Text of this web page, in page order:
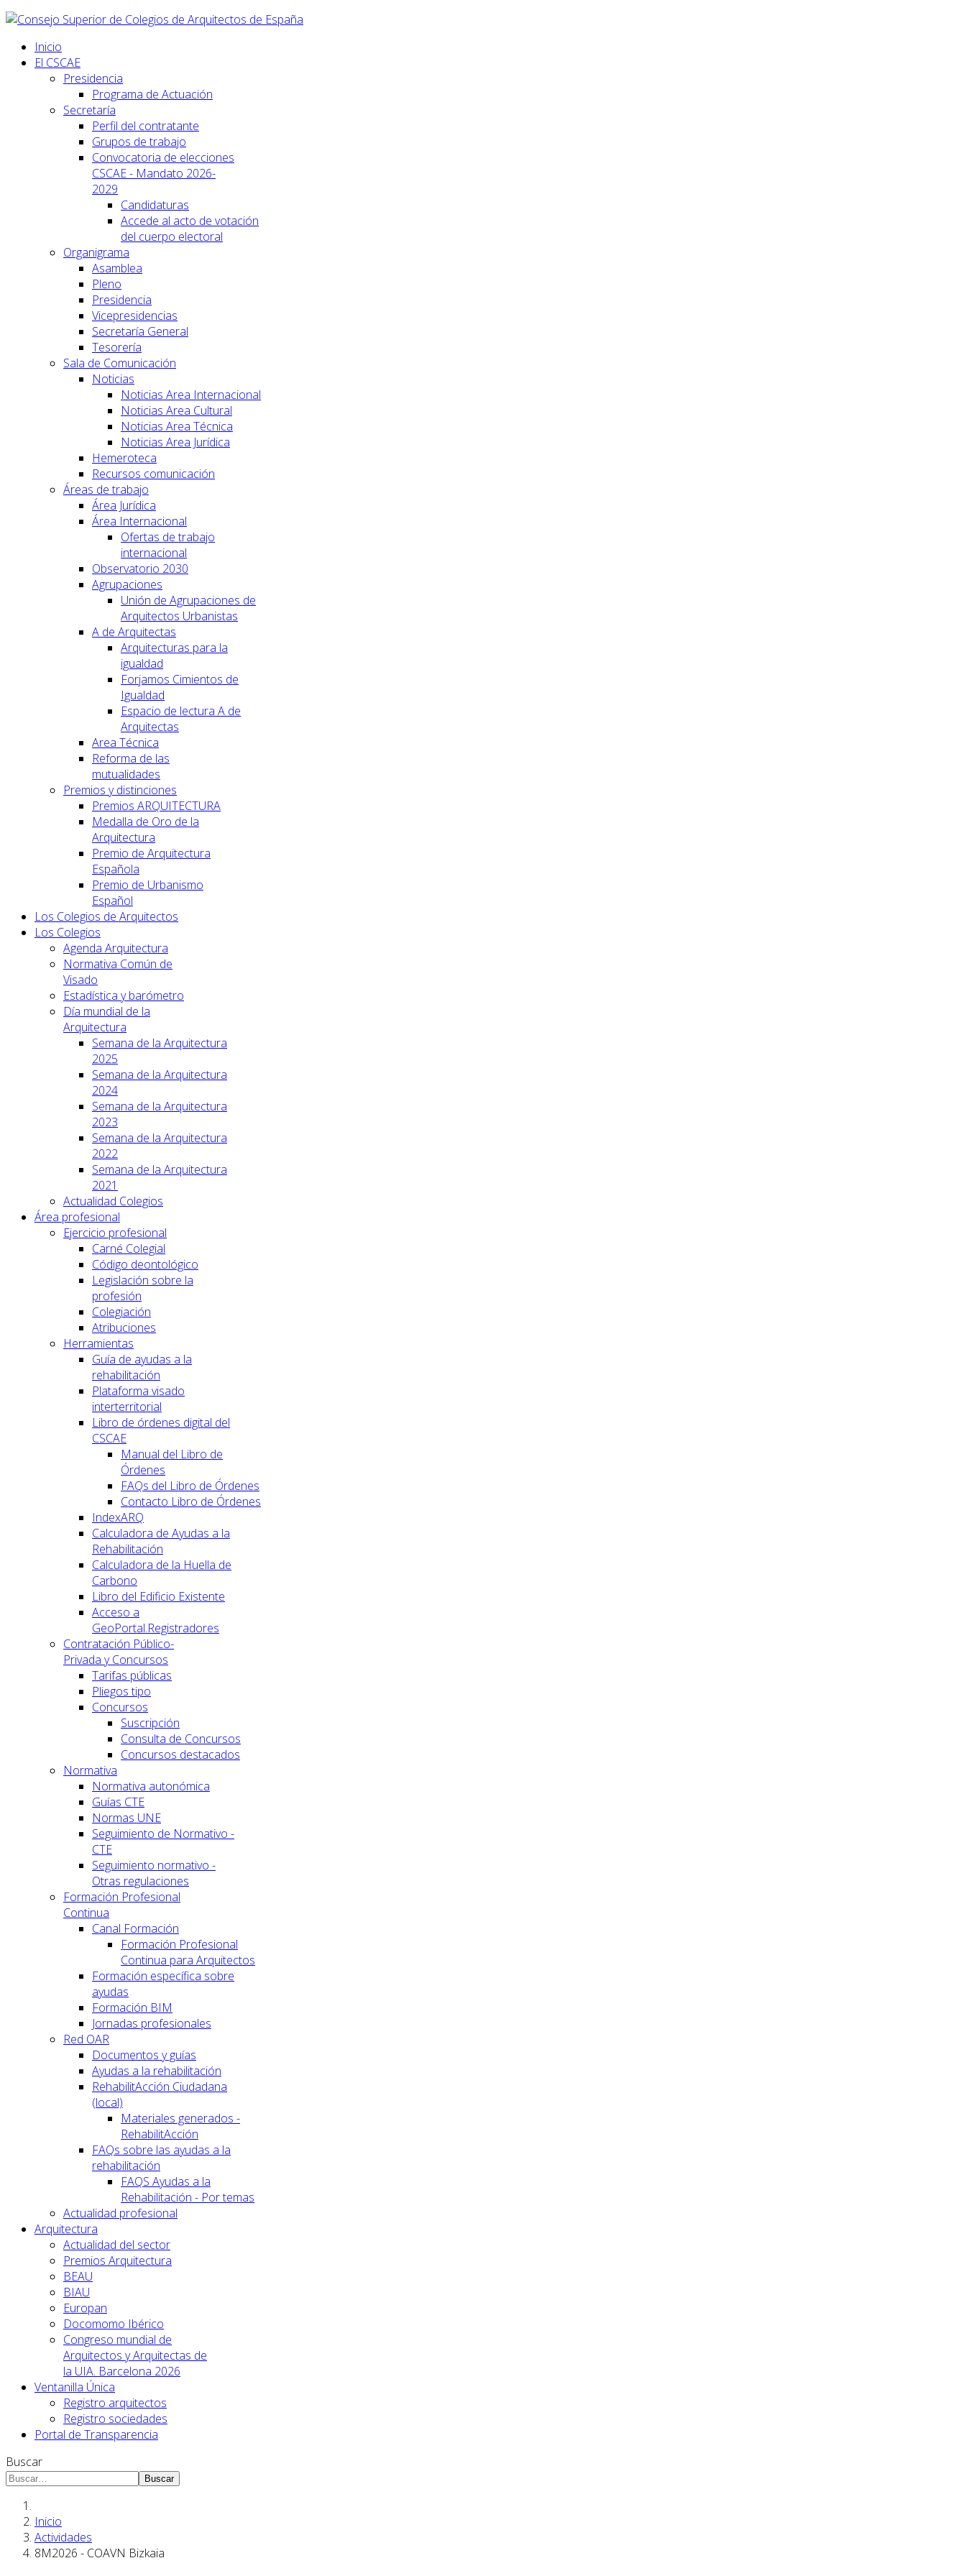
Inicio
El CSCAE
Presidencia
Programa de Actuación
Secretaría
Perfil del contratante
Grupos de trabajo
Convocatoria de elecciones
CSCAE - Mandato 2026-
2029
Candidaturas
Accede al acto de votación
del cuerpo electoral
Organigrama
Asamblea
Pleno
Presidencia
Vicepresidencias
Secretaría General
Tesorería
Sala de Comunicación
Noticias
Noticias Area Internacional
Noticias Area Cultural
Noticias Area Técnica
Noticias Area Jurídica
Hemeroteca
Recursos comunicación
Áreas de trabajo
Área Jurídica
Área Internacional
Ofertas de trabajo
internacional
Observatorio 2030
Agrupaciones
Unión de Agrupaciones de
Arquitectos Urbanistas
A de Arquitectas
Arquitecturas para la
igualdad
Forjamos Cimientos de
Igualdad
Espacio de lectura A de
Arquitectas
Area Técnica
Reforma de las
mutualidades
Premios y distinciones
Premios ARQUITECTURA
Medalla de Oro de la
Arquitectura
Premio de Arquitectura
Española
Premio de Urbanismo
Español
Los Colegios de Arquitectos
Los Colegios
Agenda Arquitectura
Normativa Común de
Visado
Estadística y barómetro
Día mundial de la
Arquitectura
Semana de la Arquitectura
2025
Semana de la Arquitectura
2024
Semana de la Arquitectura
2023
Semana de la Arquitectura
2022
Semana de la Arquitectura
2021
Actualidad Colegios
Área profesional
Ejercicio profesional
Carné Colegial
Código deontológico
Legislación sobre la
profesión
Colegiación
Atribuciones
Herramientas
Guía de ayudas a la
rehabilitación
Plataforma visado
interterritorial
Libro de órdenes digital del
CSCAE
Manual del Libro de
Órdenes
FAQs del Libro de Órdenes
Contacto Libro de Órdenes
IndexARQ
Calculadora de Ayudas a la
Rehabilitación
Calculadora de la Huella de
Carbono
Libro del Edificio Existente
Acceso a
GeoPortal.Registradores
Contratación Público-
Privada y Concursos
Tarifas públicas
Pliegos tipo
Concursos
Suscripción
Consulta de Concursos
Concursos destacados
Normativa
Normativa autonómica
Guías CTE
Normas UNE
Seguimiento de Normativo -
CTE
Seguimiento normativo -
Otras regulaciones
Formación Profesional
Continua
Canal Formación
Formación Profesional
Continua para Arquitectos
Formación específica sobre
ayudas
Formación BIM
Jornadas profesionales
Red OAR
Documentos y guías
Ayudas a la rehabilitación
RehabilitAcción Ciudadana
(local)
Materiales generados -
RehabilitAcción
FAQs sobre las ayudas a la
rehabilitación
FAQS Ayudas a la
Rehabilitación - Por temas
Actualidad profesional
Arquitectura
Actualidad del sector
Premios Arquitectura
BEAU
BIAU
Europan
Docomomo Ibérico
Congreso mundial de
Arquitectos y Arquitectas de
la UIA. Barcelona 2026
Ventanilla Única
Registro arquitectos
Registro sociedades
Portal de Transparencia
Buscar
Buscar
Inicio
Actividades
8M2026 - COAVN Bizkaia